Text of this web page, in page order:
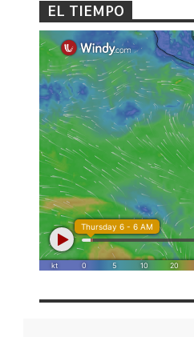
EL TIEMPO